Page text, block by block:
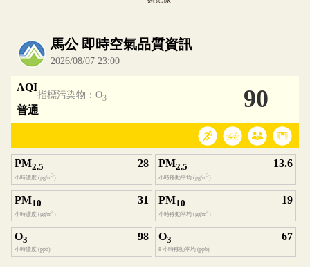
內嵌空氣品質小工具為視覺預覽，完整即時空